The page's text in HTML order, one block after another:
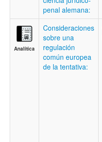
penal alemana:
Analítica
Consideraciones
sobre una
regulación
común europea
de la tentativa: